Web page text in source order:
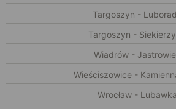
Targoszyn -
Targoszyn -
Wiadrów -
Wieściszowice -
Wrocław - Lubawka